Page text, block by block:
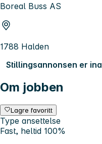
Boreal Buss AS
1788 Halden
Stillingsannonsen er
Om jobben
Lagre favoritt
Type ansettelse
Fast, heltid 100%